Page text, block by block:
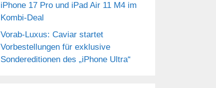
iPhone 17 Pro und iPad Air 11 M4 im
Kombi-Deal
Vorab-Luxus: Caviar startet
Vorbestellungen für exklusive
Sondereditionen des „iPhone Ultra“